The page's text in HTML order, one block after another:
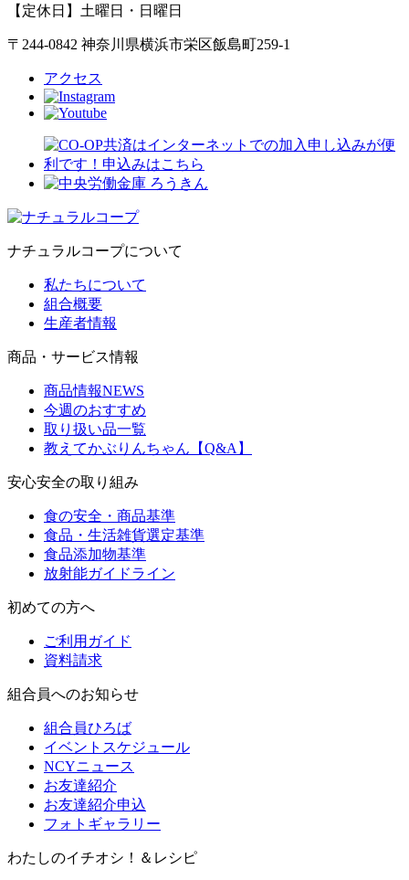
【定休日】土曜日・日曜日
〒244-0842 神奈川県横浜市栄区飯島町259-1
アクセス
ナチュラルコープについて
私たちについて
組合概要
生産者情報
商品・サービス情報
商品情報NEWS
今週のおすすめ
取り扱い品一覧
教えてかぶりんちゃん【Q&A】
安心安全の取り組み
食の安全・商品基準
食品・生活雑貨選定基準
食品添加物基準
放射能ガイドライン
初めての方へ
ご利用ガイド
資料請求
組合員へのお知らせ
組合員ひろば
イベントスケジュール
NCYニュース
お友達紹介
お友達紹介申込
フォトギャラリー
わたしのイチオシ！＆レシピ